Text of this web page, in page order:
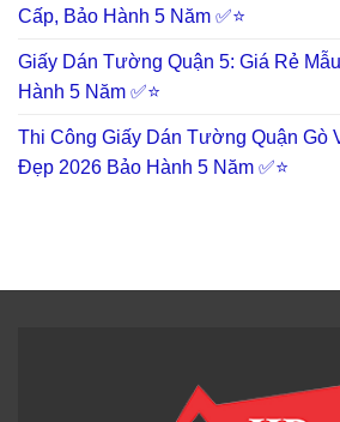
Cấp, Bảo Hành 5 Năm ✅⭐
Giấy Dán Tường Quận 5: Giá Rẻ
Hành 5 Năm ✅⭐
Thi Công Giấy Dán Tường Quận Gò
Đẹp 2026 Bảo Hành 5 Năm ✅⭐